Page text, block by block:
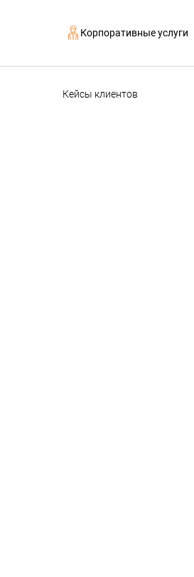
Корпоративные услуги
Кейсы клиентов